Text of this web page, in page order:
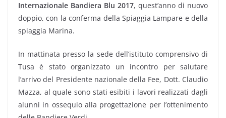
Internazionale Bandiera Blu 2017, quest’anno di nuovo
doppio, con la conferma della Spiaggia Lampare e della
spiaggia Marina.
In mattinata presso la sede dell’istituto comprensivo di
Tusa è stato organizzato un incontro per salutare
l’arrivo del Presidente nazionale della Fee, Dott. Claudio
Mazza, al quale sono stati esibiti i lavori realizzati dagli
alunni in ossequio alla progettazione per l’ottenimento